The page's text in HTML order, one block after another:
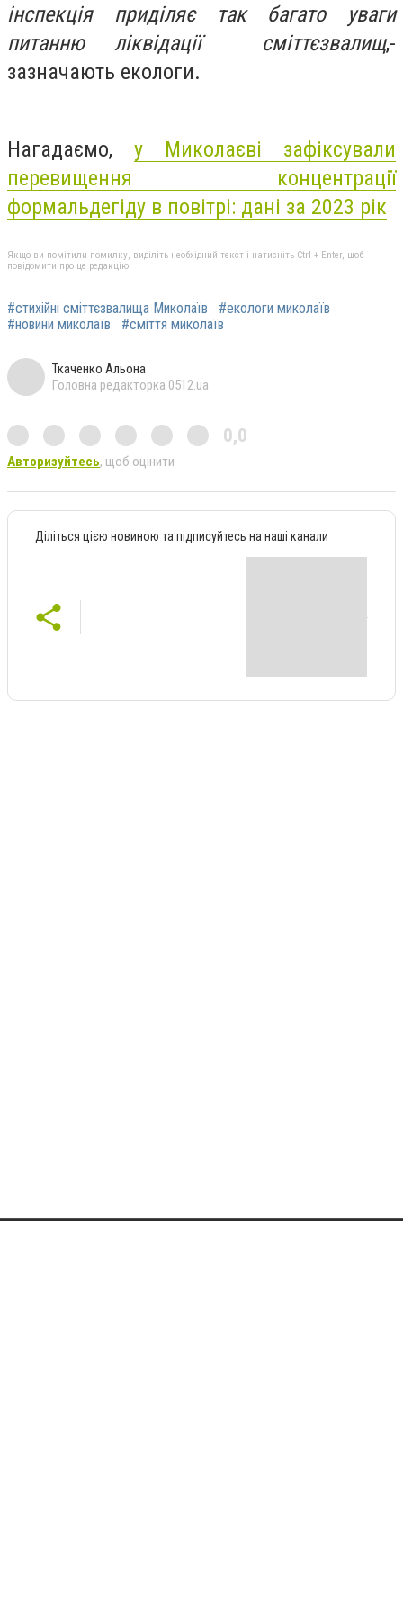
інспекція приділяє так багато уваги
питанню ліквідації сміттєзвалищ,-
зазначають екологи.
Нагадаємо, у Миколаєві зафіксували
перевищення концентрації
формальдегіду в повітрі: дані за 2023 рік
Якщо ви помітили помилку, виділіть необхідний текст і натисніть Ctrl + Enter, щоб
повідомити про це редакцію
#стихійні сміттєзвалища Миколаїв
#екологи миколаїв
#новини миколаїв
#сміття миколаїв
Ткаченко Альона
Головна редакторка 0512.ua
0,0
Авторизуйтесь, щоб оцінити
Діліться цією новиною та підписуйтесь на наші канали